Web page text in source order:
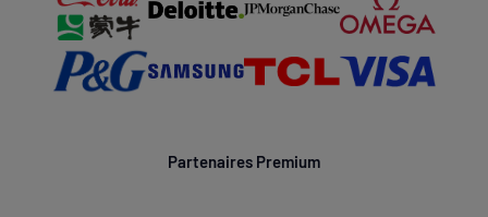
Partenaires Premium